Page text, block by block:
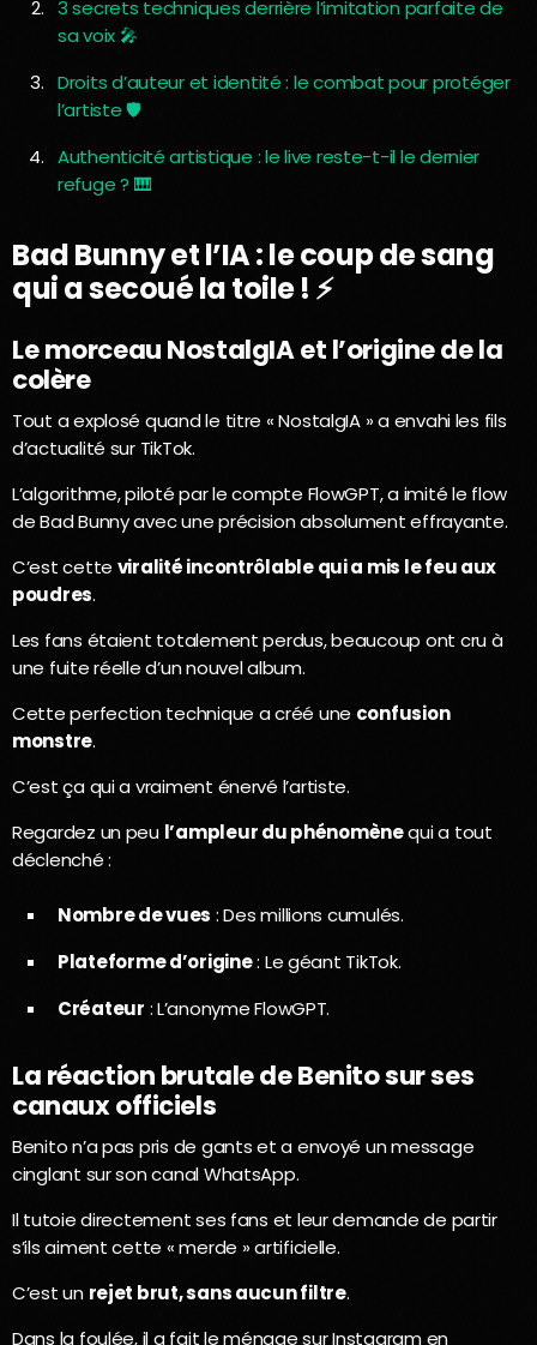
3 secrets techniques derrière l’imitation parfaite de
sa voix 🎤
Droits d’auteur et identité : le combat pour protéger
l’artiste 🛡️
Authenticité artistique : le live reste-t-il le dernier
refuge ? 🎹
Bad Bunny et l’IA : le coup de sang
qui a secoué la toile ! ⚡
Le morceau NostalgIA et l’origine de la
colère
Tout a explosé quand le titre « NostalgIA » a envahi les fils
d’actualité sur TikTok.
L’algorithme, piloté par le compte FlowGPT, a imité le flow
de Bad Bunny avec une précision absolument effrayante.
C’est cette viralité incontrôlable qui a mis le feu aux
poudres.
Les fans étaient totalement perdus, beaucoup ont cru à
une fuite réelle d’un nouvel album.
Cette perfection technique a créé une confusion
monstre.
C’est ça qui a vraiment énervé l’artiste.
Regardez un peu l’ampleur du phénomènequi a tout
déclenché :
Nombre de vues : Des millions cumulés.
Plateforme d’origine: Le géant TikTok.
Créateur : L’anonyme FlowGPT.
La réaction brutale de Benito sur ses
canaux officiels
Benito n’a pas pris de gants et a envoyé un message
cinglant sur son canal WhatsApp.
Il tutoie directement ses fans et leur demande de partir
s’ils aiment cette « merde » artificielle.
C’est un rejet brut, sans aucun filtre.
Dans la foulée, il a fait le ménage sur Instagram en